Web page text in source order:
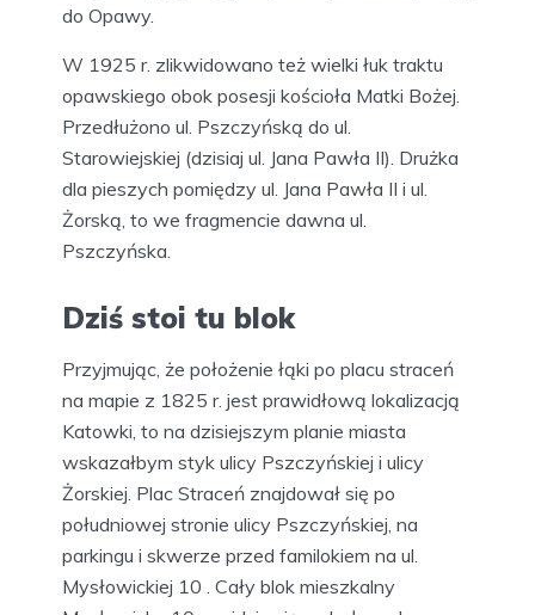
do Opawy.
W 1925 r. zlikwidowano też wielki łuk traktu
opawskiego obok posesji kościoła Matki Bożej.
Przedłużono ul. Pszczyńską do ul.
Starowiejskiej (dzisiaj ul. Jana Pawła II). Drużka
dla pieszych pomiędzy ul. Jana Pawła II i ul.
Żorską, to we fragmencie dawna ul.
Pszczyńska.
Dziś stoi tu blok
Przyjmując, że położenie łąki po placu straceń
na mapie z 1825 r. jest prawidłową lokalizacją
Katowki, to na dzisiejszym planie miasta
wskazałbym styk ulicy Pszczyńskiej i ulicy
Żorskiej. Plac Straceń znajdował się po
południowej stronie ulicy Pszczyńskiej, na
parkingu i skwerze przed familokiem na ul.
Mysłowickiej 10 . Cały blok mieszkalny